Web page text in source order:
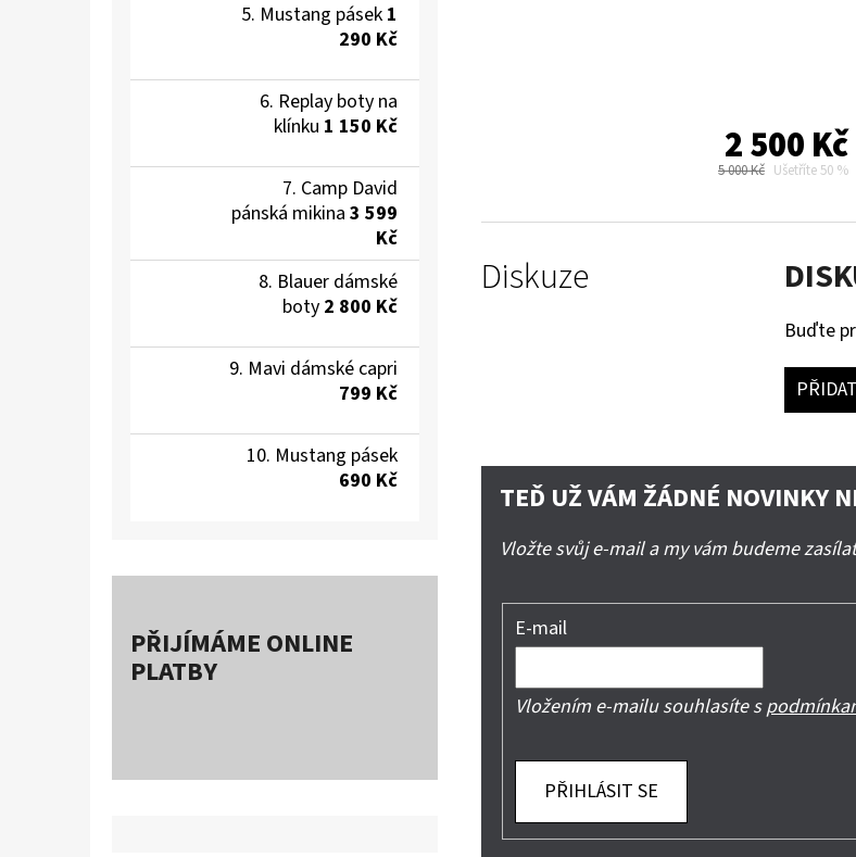
Mustang pásek 1
290 Kč
Replay boty na
klínku 1 150 Kč
Camp David
pánská mikina 3 599
Kč
Blauer dámské
boty 2 800 Kč
Mavi dámské capri
799 Kč
Mustang pásek
690 Kč
PŘIJÍMÁME ONLINE
PLATBY
2 500 Kč
5 000 Kč Ušetříte 50 %
Diskuze
Buďte
TEĎ UŽ VÁM ŽÁDNÉ NOVINKY
Vložte svůj e-mail a my vám budeme
E-mail
Vložením e-mailu souhlasíte s
PŘIHLÁSIT SE